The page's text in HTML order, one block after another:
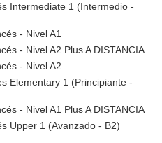
Intermediate 1 (Intermedio -
- Nivel A1
- Nivel A2 Plus A DISTANCIA
- Nivel A2
Elementary 1 (Principiante -
- Nivel A1 Plus A DISTANCIA
Upper 1 (Avanzado - B2)